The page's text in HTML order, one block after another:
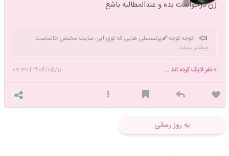
زن درخواست بده و عندالمطالبه باشع
توجه توجه🧨پرنسسلی هایی که توی این سایت مختص خانماست
عضون درخواست دوستی ندن 🧨🧨🧨🤧🤧
بیشتر ببینید
1404/05/11
|
02:30 0 نفر لایک کرده اند ...
به روز رسانی